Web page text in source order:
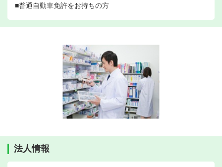
■普通自動車免許をお持ちの方
法人情報